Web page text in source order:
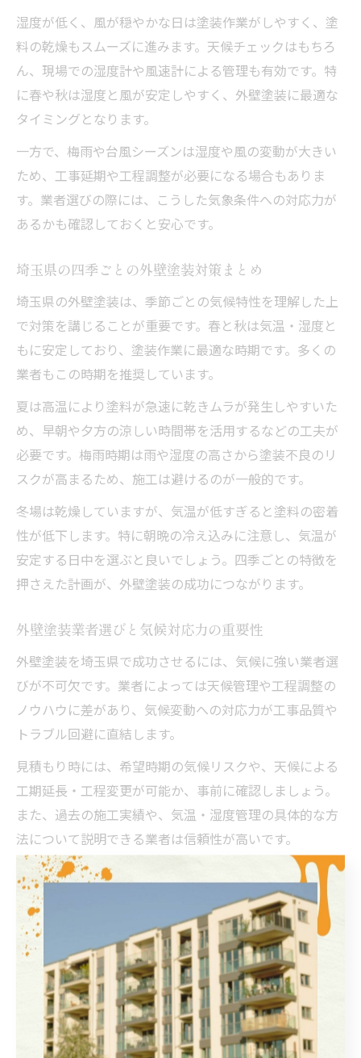
湿度が低く、風が穏やかな日は塗装作業がしやすく、塗
料の乾燥もスムーズに進みます。天候チェックはもちろ
ん、現場での湿度計や風速計による管理も有効です。特
に春や秋は湿度と風が安定しやすく、外壁塗装に最適な
タイミングとなります。
一方で、梅雨や台風シーズンは湿度や風の変動が大きい
ため、工事延期や工程調整が必要になる場合もありま
す。業者選びの際には、こうした気象条件への対応力が
あるかも確認しておくと安心です。
埼玉県の四季ごとの外壁塗装対策まとめ
埼玉県の外壁塗装は、季節ごとの気候特性を理解した上
で対策を講じることが重要です。春と秋は気温・湿度と
もに安定しており、塗装作業に最適な時期です。多くの
業者もこの時期を推奨しています。
夏は高温により塗料が急速に乾きムラが発生しやすいた
め、早朝や夕方の涼しい時間帯を活用するなどの工夫が
必要です。梅雨時期は雨や湿度の高さから塗装不良のリ
スクが高まるため、施工は避けるのが一般的です。
冬場は乾燥していますが、気温が低すぎると塗料の密着
性が低下します。特に朝晩の冷え込みに注意し、気温が
安定する日中を選ぶと良いでしょう。四季ごとの特徴を
押さえた計画が、外壁塗装の成功につながります。
外壁塗装業者選びと気候対応力の重要性
外壁塗装を埼玉県で成功させるには、気候に強い業者選
びが不可欠です。業者によっては天候管理や工程調整の
ノウハウに差があり、気候変動への対応力が工事品質や
トラブル回避に直結します。
見積もり時には、希望時期の気候リスクや、天候による
工期延長・工程変更が可能か、事前に確認しましょう。
また、過去の施工実績や、気温・湿度管理の具体的な方
法について説明できる業者は信頼性が高いです。
実際に、天候トラブルの際に柔軟に対応できる業者を選
んだことで、工事の遅延や仕上がり不良を防げたという
利用者の声も多く聞かれます。気候対応力を持つ業者を
選ぶことが、外壁塗装の安心と長持ちにつながります。
外壁塗装は季節選びが決め手